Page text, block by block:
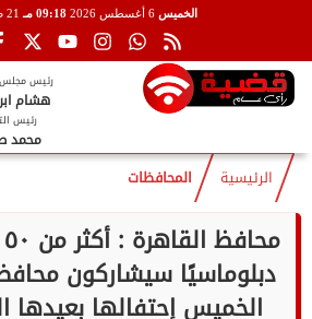
الخميس 6 أغسطس 2026 09:18 مـ 21 صفر 1448
رئيس مجلس
هشام
رئيس
محمد
الرئيسية المحافظات
دبلوماسيًا سيشاركون